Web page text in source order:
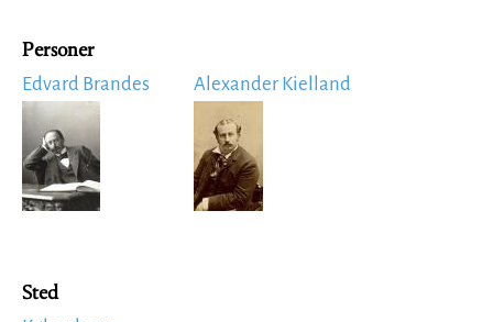
Personer
Edvard Brandes
Image
Alexander Kielland
Image
Sted